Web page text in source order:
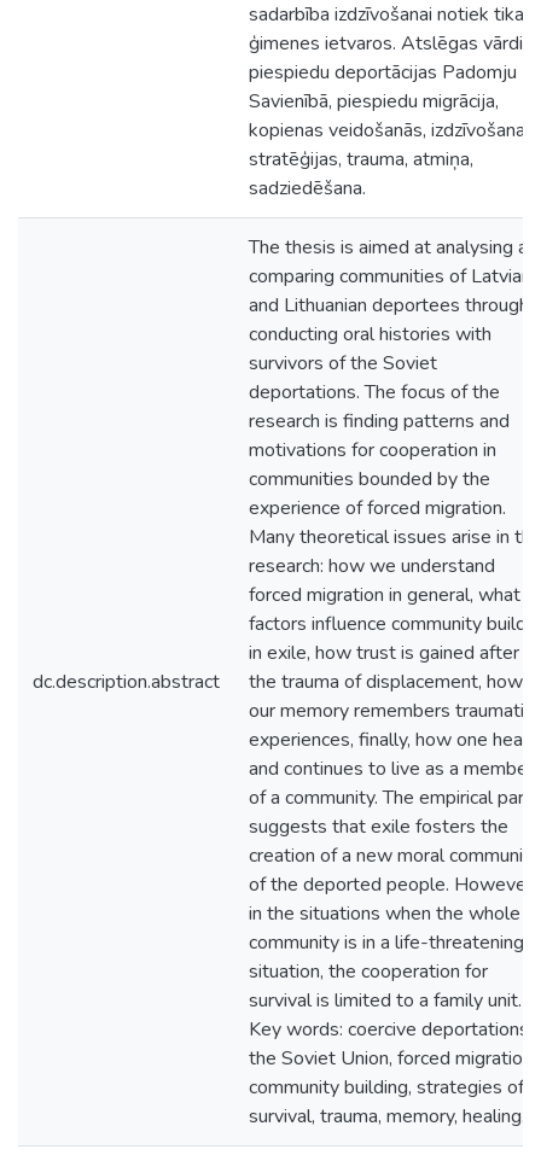
sadarbība izdzīvošanai notiek tikai
ģimenes ietvaros. Atslēgas vārdi:
piespiedu deportācijas Padomju
Savienībā, piespiedu migrācija,
kopienas veidošanās, izdzīvošanas
stratēģijas, trauma, atmiņa,
sadziedēšana.
dc.description.abstract
The thesis is aimed at analysing
comparing communities of Latvian
and Lithuanian deportees through
conducting oral histories with
survivors of the Soviet
deportations. The focus of the
research is finding patterns and
motivations for cooperation in
communities bounded by the
experience of forced migration.
Many theoretical issues arise in the
research: how we understand
forced migration in general, what
factors influence community
in exile, how trust is gained after
the trauma of displacement, how
our memory remembers traumatic
experiences, finally, how one heals
and continues to live as a member
of a community. The empirical part
suggests that exile fosters the
creation of a new moral community
of the deported people. However,
in the situations when the whole
community is in a life-threatening
situation, the cooperation for
survival is limited to a family unit.
Key words: coercive deportations
the Soviet Union, forced migration,
community building, strategies of
survival, trauma, memory, healing.